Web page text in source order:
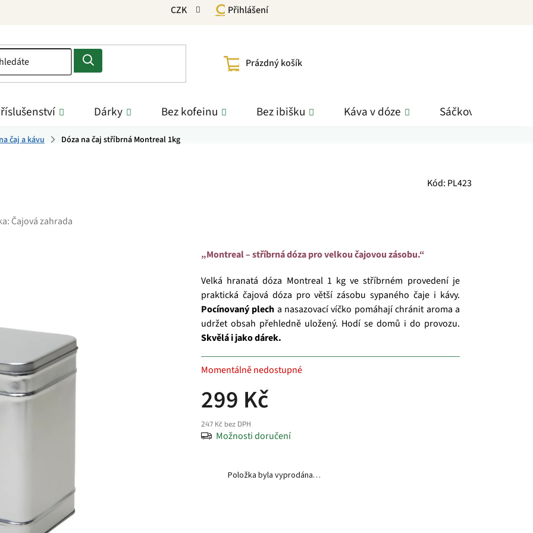
CZK Přihlášení
NÁKUPNÍ
Prázdný košík
Dárky Bez kofeinu Bez ibišku Káva v dóze Sáčkové čaje
čaj a kávu Dóza na čaj stříbrná Montreal 1kg
Kód: PL423
Čajová zahrada
299 Kč
247 Kč bez DPH
Momentálně nedostupné
Možnosti doručení
Položka byla vyprodána…
„Montreal – stříbrná dóza pro velkou čajovou zásobu.“
Velká hranatá dóza Montreal 1 kg ve stříbrném provedení je
praktická čajová dóza pro větší zásobu sypaného čaje i kávy.
Pocínovaný plech a nasazovací víčko pomáhají chránit aroma a
udržet obsah přehledně uložený. Hodí se domů i do provozu.
Skvělá i jako dárek.